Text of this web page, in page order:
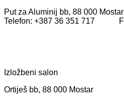
Put za Aluminij bb, 88 000 Mostar
Telefon: +387 36 351 717
Izložbeni salon
Ortiješ bb, 88 000 Mostar